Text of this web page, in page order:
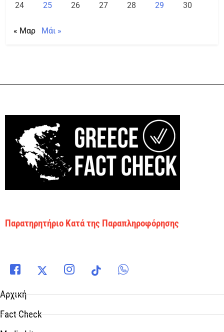
24
25 26 27 28 29 30
« Μαρ Μάι »
Παρατηρητήριο Κατά της Παραπληροφόρησης
Αρχική
Fact Check